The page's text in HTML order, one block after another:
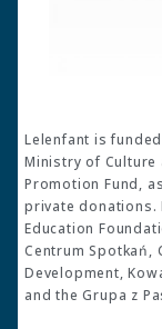
Lelenfant is
Ministry of Culture
Promotion Fund,
private donations.
Education
Centrum Spotkań,
Development,
and the Grupa z